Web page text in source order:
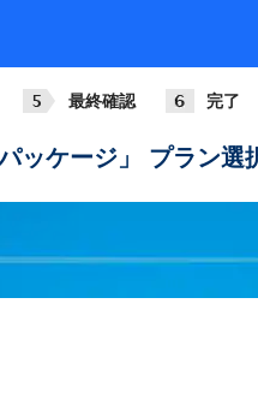
最終確認 完了
ッケージ」 プラン選